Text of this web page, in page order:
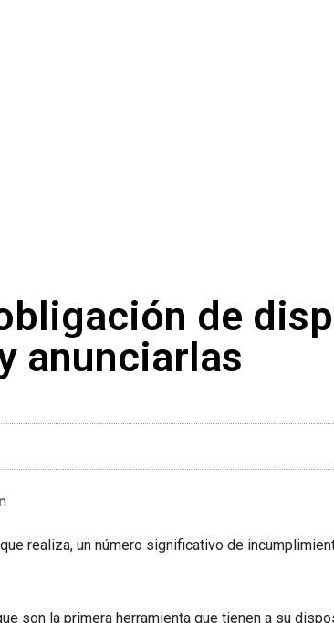
de
anunciarlas
realiza, un número significativo de
son la primera herramienta que tienen a su